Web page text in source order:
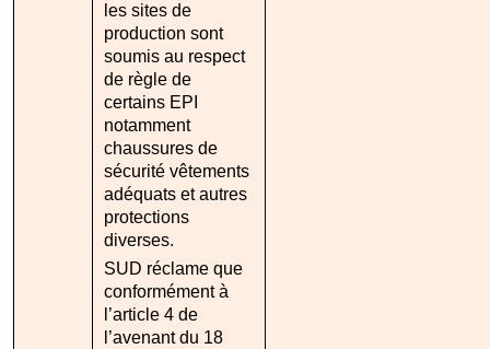
les sites de
production sont
soumis au respect
de règle de
certains EPI
notamment
chaussures de
sécurité vêtements
adéquats et autres
protections
diverses.
SUD réclame que
conformément à
l’article 4 de
l’avenant du 18